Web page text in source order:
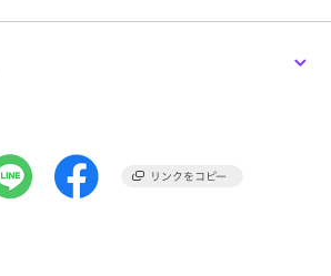
商品のお取り扱い方法